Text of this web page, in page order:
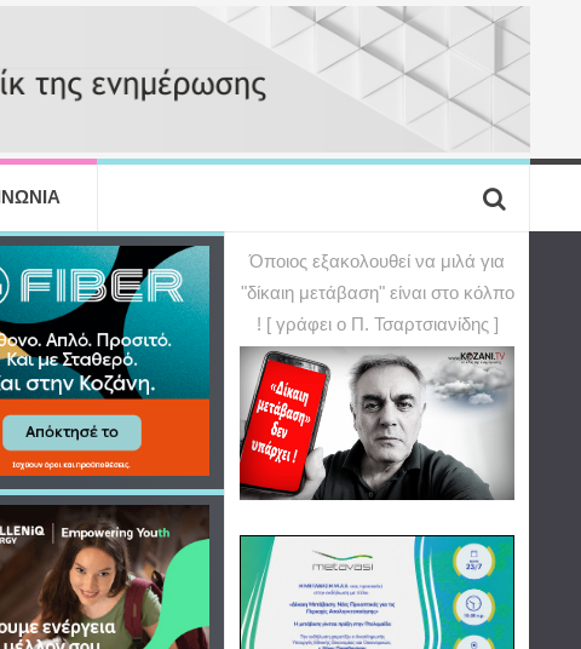
Όποιος εξακολουθεί να μιλά για
"δίκαιη μετάβαση" είναι στο κόλπο
! [ γράφει ο Π. Τσαρτσιανίδης ]